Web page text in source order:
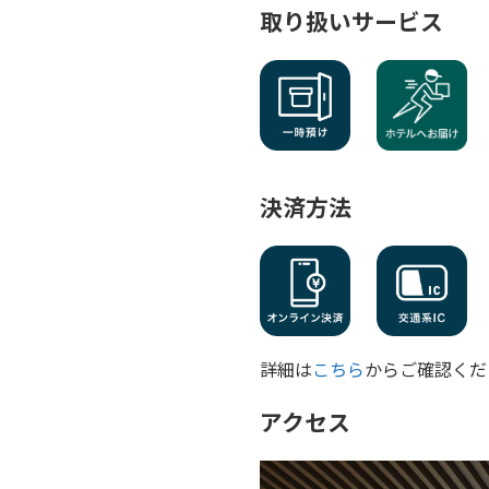
取り扱いサービス
決済方法
詳細はこちらからご確認く
アクセス